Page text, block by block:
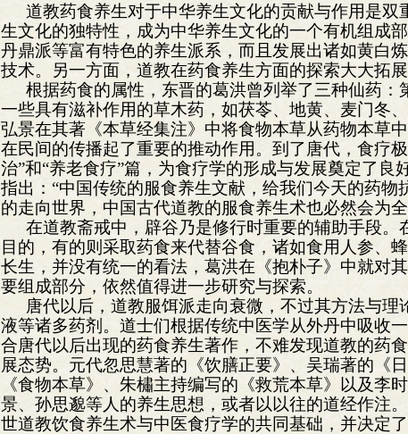
道教药食养生对于中华养生文化的贡献与作用是
生文化的独特性，成为中华养生文化的一个有机组成
丹鼎派等富有特色的养生派系，而且发展出诸如黄白
技术。另一方面，道教在药食养生方面的探索大大拓
根据药食的属性，东晋的葛洪曾列举了三种仙药
一些具有滋补作用的草木药，如茯苓、地黄、麦门冬
弘景在其著《本草经集注》中将食物本草从药物本草
在民间的传播起了重要的推动作用。到了唐代，食疗
治”和“养老食疗”篇，为食疗学的形成与发展奠定了
指出：“中国传统的服食养生文献，给我们今天的药
的走向世界，中国古代道教的服食养生术也必然会为
在道教斋戒中，辟谷乃是修行时重要的辅助手段
目的，有的则采取药食来代替谷食，诸如食用人参、
长生，并没有统一的看法，葛洪在《抱朴子》中就对
要组成部分，依然值得进一步研究与探索。
唐代以后，道教服饵派走向衰微，不过其方法与
液等诸多药剂。道士们根据传统中医学从外丹中吸收
合唐代以后出现的药食养生著作，不难发现道教的药
展态势。元代忽思慧著的《饮膳正要》、吴瑞著的《
《食物本草》、朱橚主持编写的《救荒本草》以及李
景、孙思邈等人的养生思想，或者以以往的道经作注
世道教饮食养生术与中医食疗学的共同基础，并决定